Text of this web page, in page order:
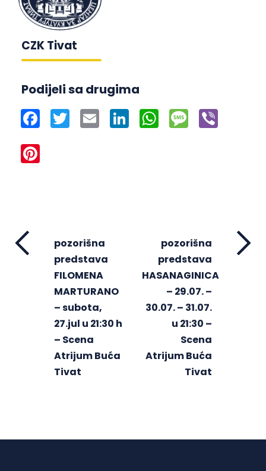
CZK Tivat
Podijeli sa drugima
Facebook
Twitter Email LinkedInWhatsApp
Message
pozorišna
predstava
FILOMENA
MARTURANO
– subota,
27.jul u 21:30 h
– Scena
Atrijum Buća
Tivat
pozorišna
predstava
HASANAGINICA
– 29.07. –
30.07. – 31.07.
u 21:30 –
Scena
Atrijum Buća
Tivat